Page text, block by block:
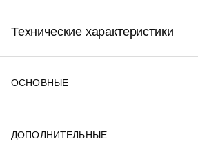
Технические характеристики
ОСНОВНЫЕ
ДОПОЛНИТЕЛЬНЫЕ